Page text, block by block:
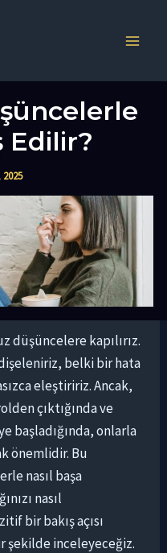
Edilir?
düşüncelere kapılırız.
belki bir hata
eleştiririz. Ancak,
çıktığında ve
başladığında, onlarla
önemlidir. Bu
nasıl başa
nasıl
bir bakış açısı
şekilde inceleyeceğiz.